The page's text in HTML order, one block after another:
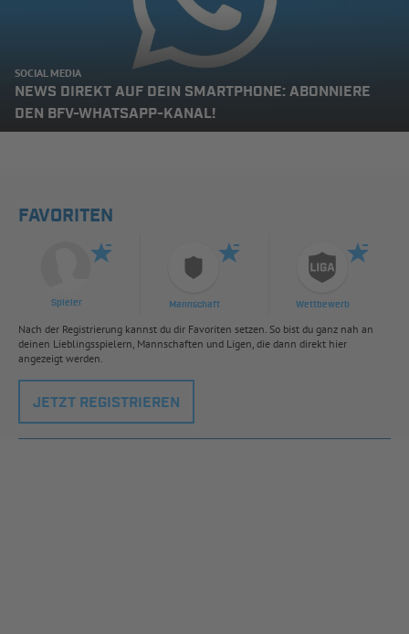
SOCIAL MEDIA
NEWS DIREKT AUF DEIN SMARTPHONE: ABONNIERE
DEN BFV-WHATSAPP-KANAL!
FAVORITEN
Spieler Mannschaft Wettbewerb
Nach der Registrierung kannst du dir Favoriten setzen. So bist du ganz nah an
deinen Lieblingsspielern, Mannschaften und Ligen, die dann direkt hier
angezeigt werden.
JETZT REGISTRIEREN